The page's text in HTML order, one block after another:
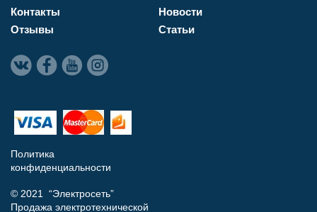
Контакты
Отзывы
Новости
Статьи
Политика
конфиденциальности
© 2021 “Электросеть”
Продажа электротехнической